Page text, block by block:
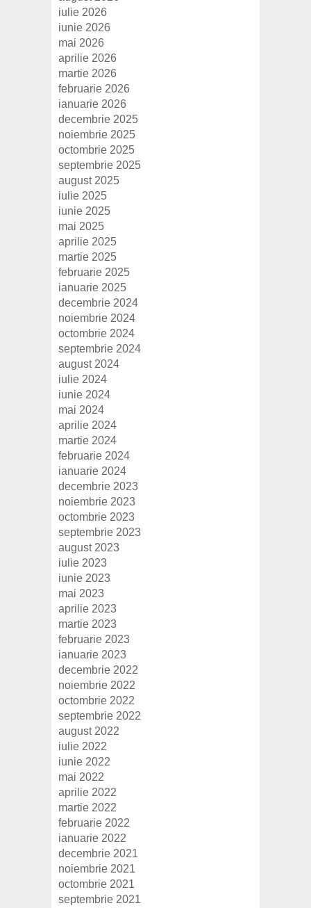
iulie 2026
iunie 2026
mai 2026
aprilie 2026
martie 2026
februarie 2026
ianuarie 2026
decembrie 2025
noiembrie 2025
octombrie 2025
septembrie 2025
august 2025
iulie 2025
iunie 2025
mai 2025
aprilie 2025
martie 2025
februarie 2025
ianuarie 2025
decembrie 2024
noiembrie 2024
octombrie 2024
septembrie 2024
august 2024
iulie 2024
iunie 2024
mai 2024
aprilie 2024
martie 2024
februarie 2024
ianuarie 2024
decembrie 2023
noiembrie 2023
octombrie 2023
septembrie 2023
august 2023
iulie 2023
iunie 2023
mai 2023
aprilie 2023
martie 2023
februarie 2023
ianuarie 2023
decembrie 2022
noiembrie 2022
octombrie 2022
septembrie 2022
august 2022
iulie 2022
iunie 2022
mai 2022
aprilie 2022
martie 2022
februarie 2022
ianuarie 2022
decembrie 2021
noiembrie 2021
octombrie 2021
septembrie 2021